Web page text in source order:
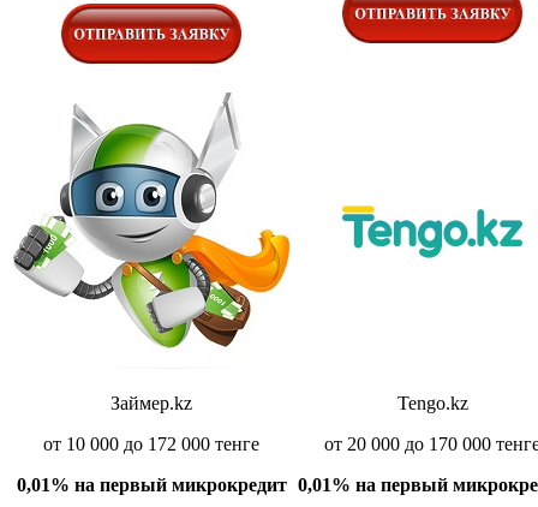
Займер.kz
от 10 000 до 172 000 тенге
0,01% на первый микрокредит
Tengo.kz
от 20 000 до 170 000
0,01% на первый